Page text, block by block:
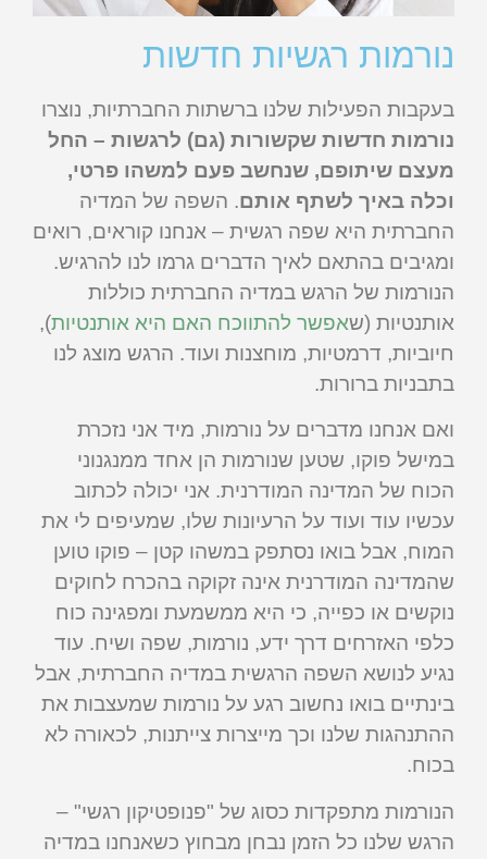
נורמות רגשיות חדשות
בעקבות הפעילות שלנו ברשתות החברתיות, נוצרו
נורמות חדשות שקשורות (גם) לרגשות – החל
מעצם שיתופם, שנחשב פעם למשהו פרטי,
וכלה באיך לשתף אותם. השפה של המדיה
החברתית היא שפה רגשית – אנחנו קוראים, רואים
ומגיבים בהתאם לאיך הדברים גרמו לנו להרגיש.
הנורמות של הרגש במדיה החברתית כוללות
אותנטיות (שאפשר להתווכח האם היא אותנטיות),
חיוביות, דרמטיות, מוחצנות ועוד. הרגש מוצג לנו
בתבניות ברורות.
ואם אנחנו מדברים על נורמות, מיד אני נזכרת
במישל פוקו, שטען שנורמות הן אחד ממנגנוני
הכוח של המדינה המודרנית. אני יכולה לכתוב
עכשיו עוד ועוד על הרעיונות שלו, שמעיפים לי את
המוח, אבל בואו נסתפק במשהו קטן – פוקו טוען
שהמדינה המודרנית אינה זקוקה בהכרח לחוקים
נוקשים או כפייה, כי היא ממשמעת ומפגינה כוח
כלפי האזרחים דרך ידע, נורמות, שפה ושיח. עוד
נגיע לנושא השפה הרגשית במדיה החברתית, אבל
בינתיים בואו נחשוב רגע על נורמות שמעצבות את
ההתנהגות שלנו וכך מייצרות צייתנות, לכאורה לא
בכוח.
הנורמות מתפקדות כסוג של "פנופטיקון רגשי" –
הרגש שלנו כל הזמן נבחן מבחוץ כשאנחנו במדיה